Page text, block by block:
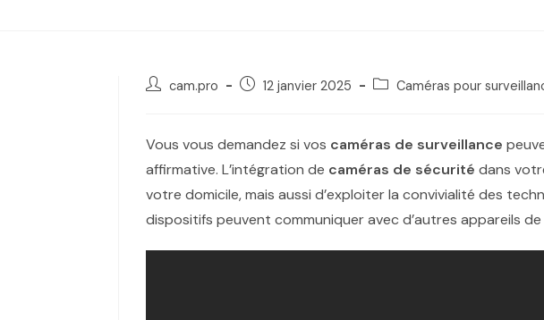
cam.pro 12 janvier 2025 Caméras pour
Vous vous demandez si vos caméras de surveillance
affirmative. L’intégration de caméras de sécurité dans
votre domicile, mais aussi d’exploiter la convivialité des
dispositifs peuvent communiquer avec d’autres appareils